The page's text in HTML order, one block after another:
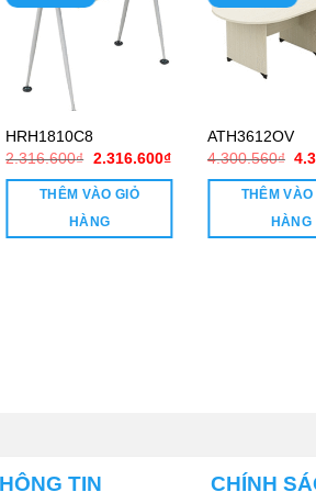
HRH1810C8
2.316.600₫ Giá
là:
2.316.600₫.
2.316.600₫Giá
THÊM VÀO GIỎ
HÀNG
ATH3612OV
4.300.560₫
là:
THÊM VÀO
HÀNG
TIN CHÍNH